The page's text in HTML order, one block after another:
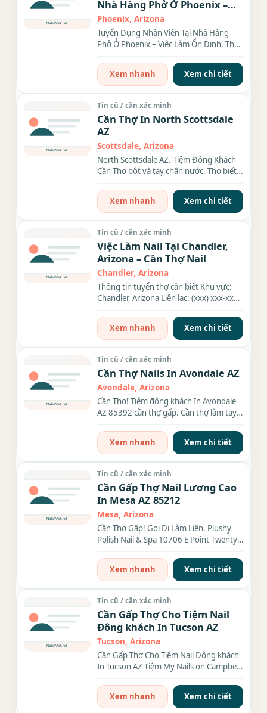
Nhà Hàng Phở Ở Phoenix –
Việc Làm Ổn Định, Thu Nhập
Tốt
Phoenix, Arizona
Tuyển Dụng Nhân Viên Tại Nhà Hàng
Phở Ở Phoenix – Việc Làm Ổn Định, Thu
Xem nhanh
Xem chi tiết
Tin cũ / cần xác minh
Cần Thợ In North Scottsdale
AZ
Scottsdale, Arizona
North Scottsdale AZ. Tiệm Đông Khách
Cần Thợ bột và tay chân nước. Thợ biết
Xem nhanh
Xem chi tiết
Tin cũ / cần xác minh
Việc Làm Nail Tại Chandler,
Arizona – Cần Thợ Nail
Chandler, Arizona
Thông tin tuyển thợ cần biết Khu vực:
Chandler, Arizona Liên lạc: (xxx) xxx-xxxx
Xem nhanh
Xem chi tiết
Tin cũ / cần xác minh
Cần Thợ Nails In Avondale AZ
Avondale, Arizona
Cần Thợ! Tiệm đông khách In Avondale
AZ 85392 cần thợ gấp. Cần thợ làm tay
Xem nhanh
Xem chi tiết
Tin cũ / cần xác minh
Cần Gấp Thợ Nail Lương Cao
In Mesa AZ 85212
Mesa, Arizona
Cần Thợ Gấp! Gọi Đi Làm Liền. Plushy
Polish Nail & Spa 10706 E Point Twenty-
Xem nhanh
Xem chi tiết
Tin cũ / cần xác minh
Cần Gấp Thợ Cho Tiệm Nail
Đông khách In Tucson AZ
Tucson, Arizona
Cần Gấp Thợ Cho Tiệm Nail Đông khách
In Tucson AZ Tiệm My Nails on Campbell
Xem nhanh
Xem chi tiết